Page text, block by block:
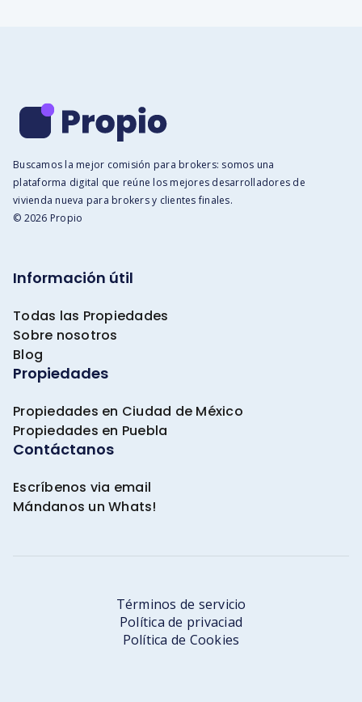
Buscamos la mejor comisión para brokers: somos una
plataforma digital que reúne los mejores desarrolladores de
vivienda nueva para brokers y clientes finales.
© 2026 Propio
Información útil
Todas las Propiedades
Sobre nosotros
Blog
Propiedades
Propiedades en Ciudad de México
Propiedades en Puebla
Contáctanos
Escríbenos via email
Mándanos un Whats!
Términos de servicio
Política de privaciad
Política de Cookies